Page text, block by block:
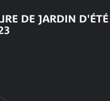
DE JARDIN D'ÉTÉ